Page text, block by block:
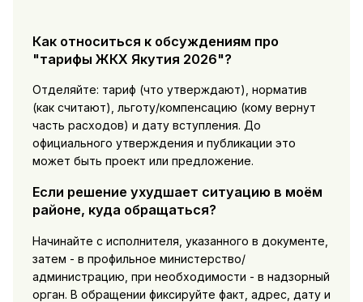
Как относиться к обсуждениям про
"тарифы ЖКХ Якутия 2026"?
Отделяйте: тариф (что утверждают), норматив
(как считают), льготу/компенсацию (кому вернут
часть расходов) и дату вступления. До
официального утверждения и публикации это
может быть проект или предложение.
Если решение ухудшает ситуацию в моём
районе, куда обращаться?
Начинайте с исполнителя, указанного в документе,
затем - в профильное министерство/
администрацию, при необходимости - в надзорный
орган. В обращении фиксируйте факт, адрес, дату и